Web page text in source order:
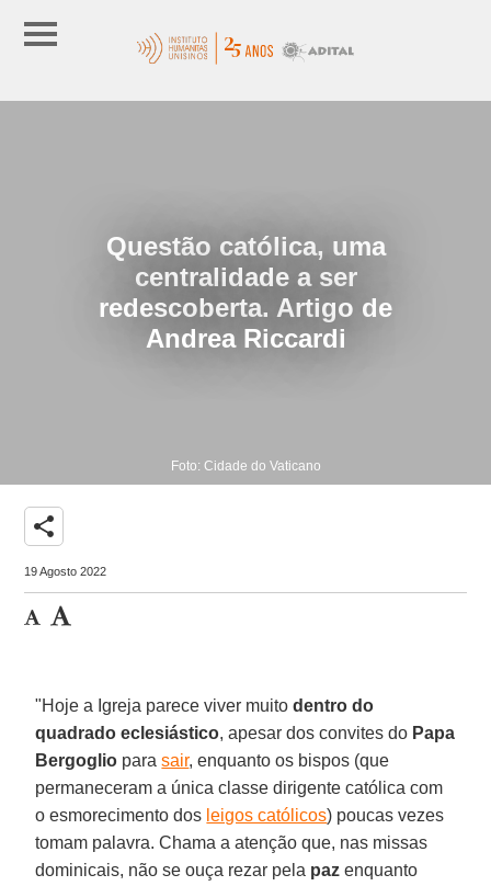
Questão católica, uma
centralidade a ser
redescoberta. Artigo de
Andrea Riccardi
Foto: Cidade do Vaticano
share
19 Agosto 2022
"Hoje a Igreja parece viver muitodentro do
quadrado eclesiástico, apesar dos convites do Papa
Bergoglio parasair, enquanto os bispos (que
permaneceram a única classe dirigente católica com
o esmorecimento dos leigos católicos) poucas vezes
tomam palavra. Chama a atenção que, nas missas
dominicais, não se ouça rezar pela paz enquanto